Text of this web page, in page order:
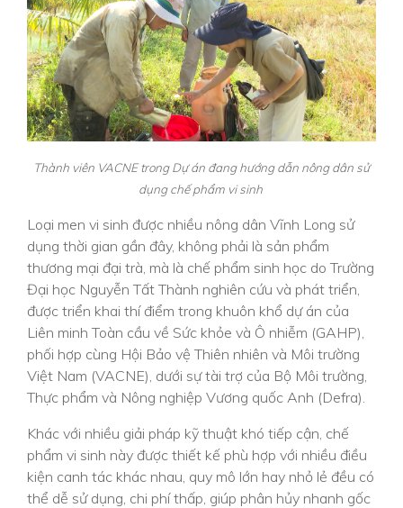
Thành viên VACNE trong Dự án đang hướng dẫn nông dân sử
dụng chế phẩm vi sinh
Loại men vi sinh được nhiều nông dân Vĩnh Long sử
dụng thời gian gần đây, không phải là sản phẩm
thương mại đại trà, mà là chế phẩm sinh học do Trường
Đại học Nguyễn Tất Thành nghiên cứu và phát triển,
được triển khai thí điểm trong khuôn khổ dự án của
Liên minh Toàn cầu về Sức khỏe và Ô nhiễm (GAHP),
phối hợp cùng Hội Bảo vệ Thiên nhiên và Môi trường
Việt Nam (VACNE), dưới sự tài trợ của Bộ Môi trường,
Thực phẩm và Nông nghiệp Vương quốc Anh (Defra).
Khác với nhiều giải pháp kỹ thuật khó tiếp cận, chế
phẩm vi sinh này được thiết kế phù hợp với nhiều điều
kiện canh tác khác nhau, quy mô lớn hay nhỏ lẻ đều có
thể dễ sử dụng, chi phí thấp, giúp phân hủy nhanh gốc